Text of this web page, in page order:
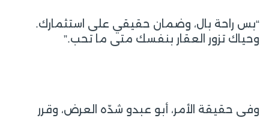
“بس راحة بال، وضمان حقيقي على استثمارك.
وحياك تزور العقار بنفسك متى ما تحب.”
وفي حقيقة الأمر، أبو عبدو شدّه العرض، وقرر